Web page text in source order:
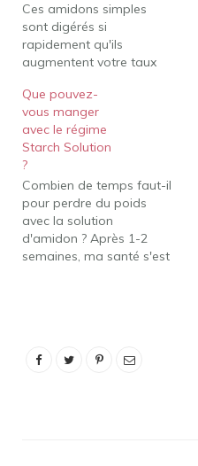
Ces amidons simples
sont digérés si
rapidement qu'ils
augmentent votre taux
le sucre, et vous laissent
affamé peu de temps
après. Ce qui peut
entraîner une
suralimentation et une
prise de poids (pouah) .
Si vous voulez déguster
du pain et des…
Que pouvez-
vous manger
avec le régime
Starch Solution
?
Combien de temps faut-il
pour perdre du poids
avec la solution
d'amidon ? Après 1-2
semaines, ma santé s'est
auparavant. J'ai